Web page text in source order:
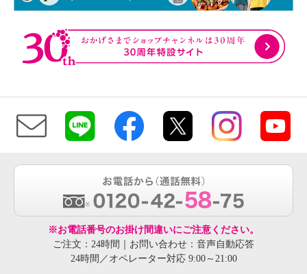
※お電話番号のお掛け間違いにご注意ください。
ご注文：24時間｜お問い合わせ：音声自動応答
24時間／オペレーター対応 9:00～21:00